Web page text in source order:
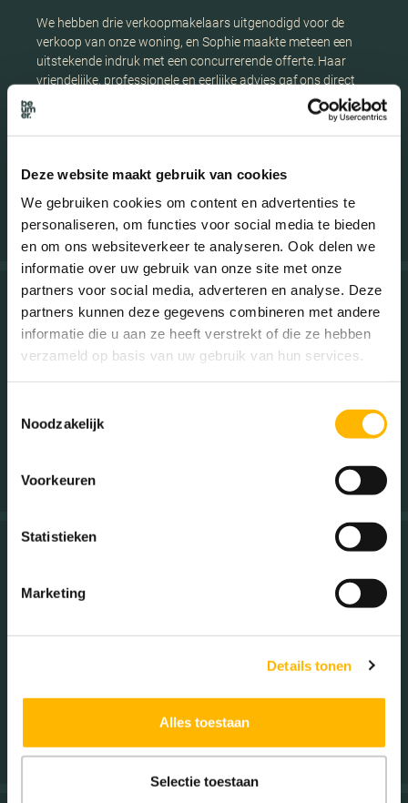
Deze website maakt gebruik van cookies
We gebruiken cookies om content en advertenties te
personaliseren, om functies voor social media te bieden
en om ons websiteverkeer te analyseren. Ook delen we
informatie over uw gebruik van onze site met onze
partners voor social media, adverteren en analyse. Deze
partners kunnen deze gegevens combineren met andere
informatie die u aan ze heeft verstrekt of die ze hebben
verzameld op basis van uw gebruik van hun services.
Noodzakelijk
Voorkeuren
Statistieken
Marketing
Details tonen
Alles toestaan
Selectie toestaan
We hebben drie verkoopmakelaars uitgenodigd voor de
verkoop van onze woning, en Sophie maakte meteen een
uitstekende indruk met een concurrerende offerte. Haar
vriendelijke, professionele en eerlijke advies gaf ons direct
vertrouwen. Gedurende het hele verkooptraject schakelde
ze snel via WhatsApp en hanteerde ze een effectieve
verkoopstrategie, waardoor ons huis voor een mooie prijs is
Verkoper Guldenplantsoen 41
Utrecht
Maarssen
omgang en heeft duidelijk lokale marktkennis. Beumer heeft
met een duidelijke plan een mooi resultaat geleverd.
Verkoper Burgemeester Cambier van